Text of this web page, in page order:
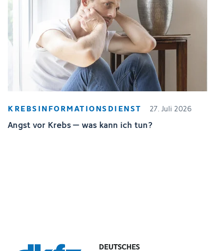
KREBSINFORMATIONSDIENST 27. Juli 2026
Angst vor Krebs – was kann ich tun?